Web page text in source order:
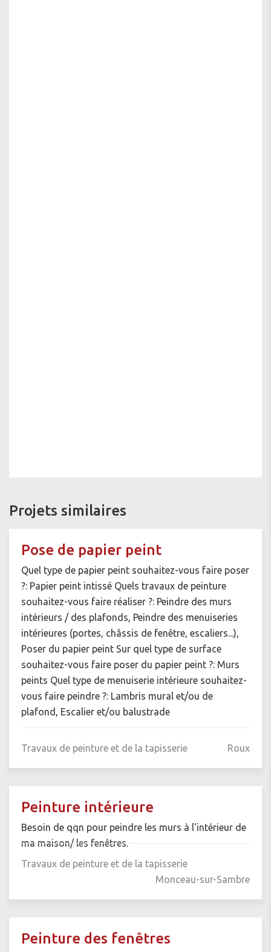
Projets similaires
Pose de papier peint
Quel type de papier peint souhaitez-vous faire poser
?: Papier peint intissé Quels travaux de peinture
souhaitez-vous faire réaliser ?: Peindre des murs
intérieurs / des plafonds, Peindre des menuiseries
intérieures (portes, châssis de fenêtre, escaliers...),
Poser du papier peint Sur quel type de surface
souhaitez-vous faire poser du papier peint ?: Murs
peints Quel type de menuiserie intérieure souhaitez-
vous faire peindre ?: Lambris mural et/ou de
plafond, Escalier et/ou balustrade
Travaux de peinture et de la tapisserie Roux
Peinture intérieure
Besoin de qqn pour peindre les murs à l'intérieur de
ma maison/ les fenêtres.
Travaux de peinture et de la tapisserie
Monceau-sur-Sambre
Peinture des fenêtres